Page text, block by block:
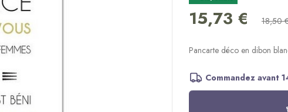
15,73 € 18,50
Pancarte déco en dibon
Commandez avant